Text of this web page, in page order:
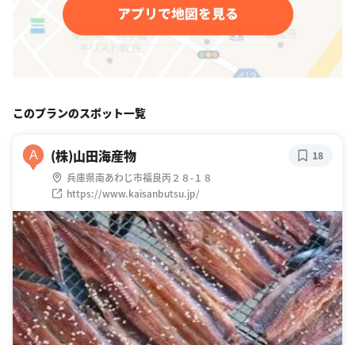
このプランのスポット一覧
A (株)山田海産物
兵庫県南あわじ市福良丙２８-１８
https://www.kaisanbutsu.jp/
18